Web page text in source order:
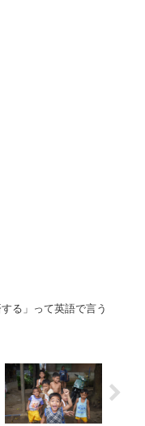
る」って英語で言う